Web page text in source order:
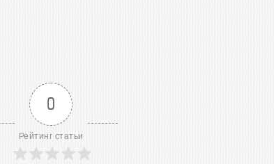
0
Рейтинг статьи